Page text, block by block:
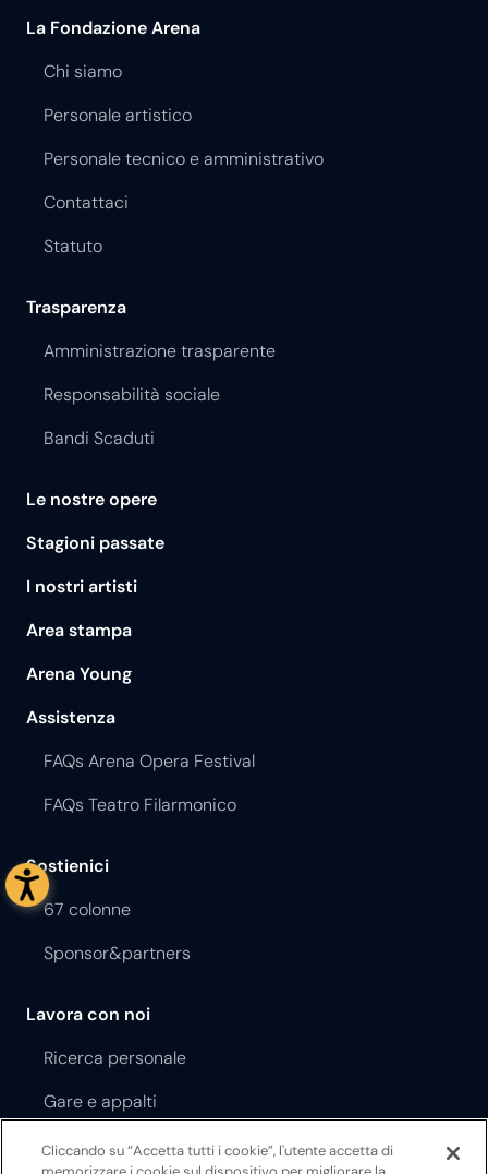
La Fondazione Arena
Chi siamo
Personale artistico
Personale tecnico e amministrativo
Contattaci
Statuto
Trasparenza
Amministrazione trasparente
Responsabilità sociale
Bandi Scaduti
Le nostre opere
Stagioni passate
I nostri artisti
Area stampa
Arena Young
Assistenza
FAQs Arena Opera Festival
FAQs Teatro Filarmonico
Sostienici
67 colonne
Sponsor&partners
Lavora con noi
Ricerca personale
Gare e appalti
Regolamento Opera Festival
Cliccando su “Accetta tutti i cookie”, l'utente accetta di